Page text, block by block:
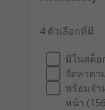
Space
Triggers:
Analogue
Power
Voltage
4 ตัวเลือกที่มี
มีในสต็อ
จัดหาตา
พร้อมจำ
หน้า